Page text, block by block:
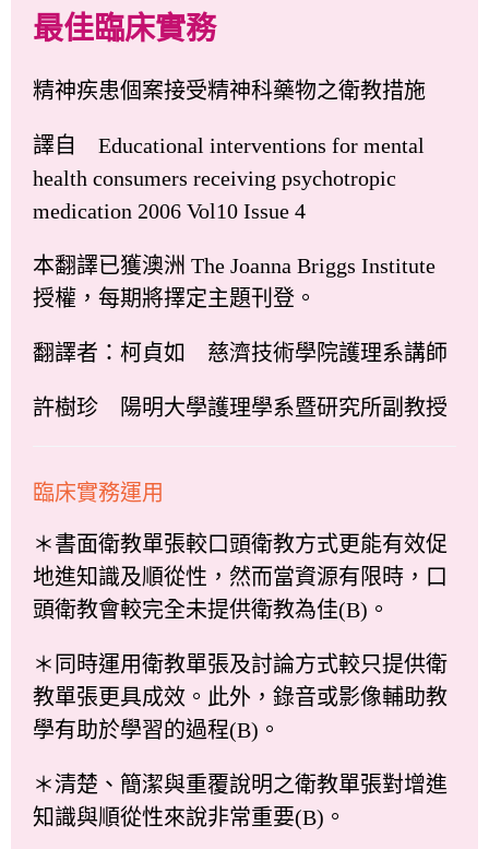
最佳臨床實務
精神疾患個案接受精神科藥物之衛教措施
譯自 Educational interventions for mental
health consumers receiving psychotropic
medication 2006 Vol10 Issue 4
本翻譯已獲澳洲 The Joanna Briggs Institute
授權，每期將擇定主題刊登。
翻譯者：柯貞如 慈濟技術學院護理系講師
許樹珍 陽明大學護理學系暨研究所副教授
臨床實務運用
＊書面衛教單張較口頭衛教方式更能有效促
地進知識及順從性，然而當資源有限時，口
頭衛教會較完全未提供衛教為佳(B)。
＊同時運用衛教單張及討論方式較只提供衛
教單張更具成效。此外，錄音或影像輔助教
學有助於學習的過程(B)。
＊清楚、簡潔與重覆說明之衛教單張對增進
知識與順從性來說非常重要(B)。